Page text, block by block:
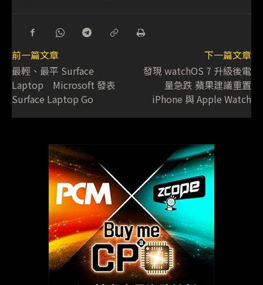
前一篇文章
最輕、最平 Surface
Laptop Microsoft 發表
Surface Laptop Go
下一篇文章
發現 watchOS 7 升級後電
量急跌 蘋果建議重置
iPhone 與 Apple Watch